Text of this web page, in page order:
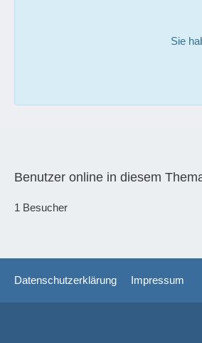
Sie
Benutzer online in diesem
1 Besucher
Datenschutzerklärung Impressum